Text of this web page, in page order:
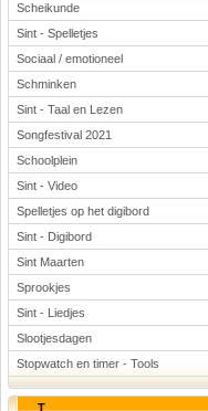
Scheikunde
Sint - Spelletjes
Sociaal / emotioneel
Schminken
Sint - Taal en Lezen
Songfestival 2021
Schoolplein
Sint - Video
Spelletjes op het digibord
Sint - Digibord
Sint Maarten
Sprookjes
Sint - Liedjes
Slootjesdagen
Stopwatch en timer - Tools
T